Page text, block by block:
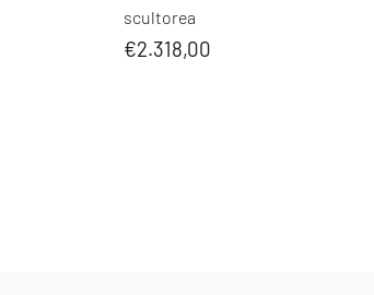
scultorea
€2.318,00